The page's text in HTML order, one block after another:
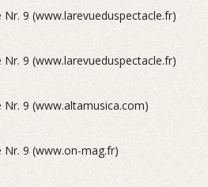
9 (www.larevueduspectacle.fr)
9 (www.larevueduspectacle.fr)
Nr. 9 (www.altamusica.com)
Nr. 9 (www.on-mag.fr)